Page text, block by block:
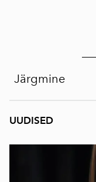
Järgmine
UUDISED